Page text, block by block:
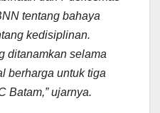
tentang bahaya
kedisiplinan.
ditanamkan selama
berharga untuk tiga
Batam,” ujarnya.